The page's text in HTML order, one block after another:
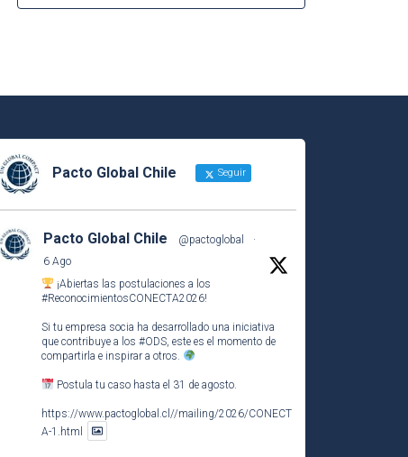
Pacto Global Chile Seguir
Pacto Global Chile @pactoglobal
·
6 Ago
¡Abiertas las postulaciones a los
#ReconocimientosCONECTA2026!
Si tu empresa socia ha desarrollado una iniciativa
que contribuye a los #ODS, este es el momento de
compartirla e inspirar a otros.
Postula tu caso hasta el 31 de agosto.
https://www.pactoglobal.cl//mailing/2026/CONECT
A-1.html